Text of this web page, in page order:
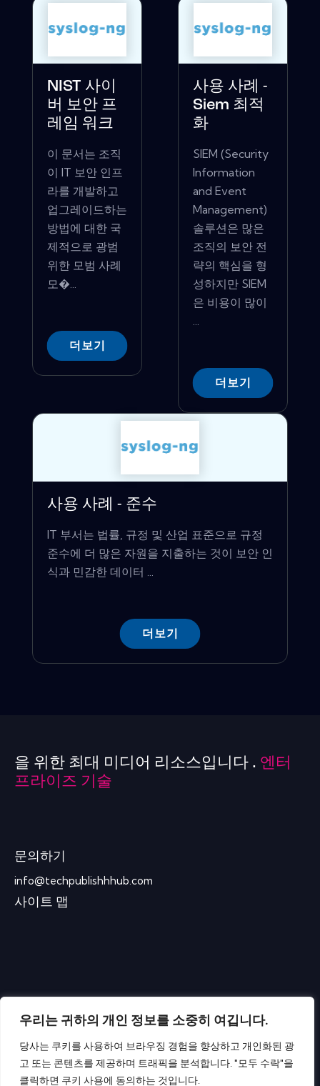
우리는 귀하의 개인 정보를 소중히 여깁니다.
당사는 쿠키를 사용하여 브라우징 경험을 향상하고 개인화된 광
고 또는 콘텐츠를 제공하며 트래픽을 분석합니다. "모두 수락"을
클릭하면 쿠키 사용에 동의하는 것입니다.
NIST 사이
버 보안 프
레임 워크
이 문서는 조직
이 IT 보안 인프
라를 개발하고
업그레이드하는
방법에 대한 국
제적으로 광범
위한 모범 사례
모�...
더보기
사용 사례 -
Siem 최적
화
SIEM (Security
Information
and Event
Management)
솔루션은 많은
조직의 보안 전
략의 핵심을 형
성하지만 SIEM
은 비용이 많이
...
더보기
사용 사례 - 준수
IT 부서는 법률, 규정 및 산업 표준으로 규정
준수에 더 많은 자원을 지출하는 것이 보안 인
식과 민감한 데이터 ...
더보기
을 위한 최대 미디어 리소스입니다 . 엔터
프라이즈 기술
문의하기
info@techpublishhhub.com
사이트 맵